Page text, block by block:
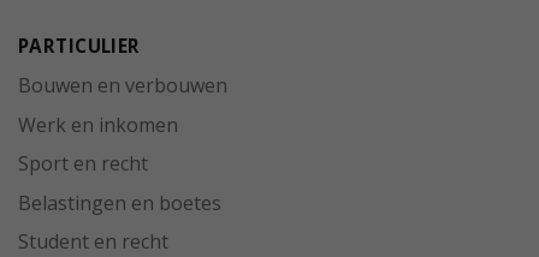
PARTICULIER
Bouwen en verbouwen
Werk en inkomen
Sport en recht
Belastingen en boetes
Student en recht